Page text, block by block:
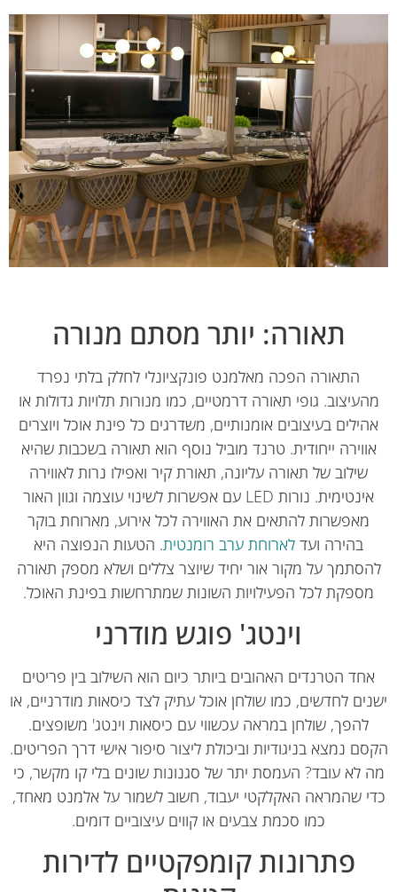
תאורה: יותר מסתם מנורה
התאורה הפכה מאלמנט פונקציונלי לחלק בלתי נפרד
גופי תאורה דרמטיים, כמו מנורות תלויות גדולות או
בעיצובים אומנותיים, משדרגים כל פינת אוכל ויוצרים
ייחודית. טרנד מוביל נוסף הוא תאורה בשכבות שהיא
שילוב של תאורה עליונה, תאורת קיר ואפילו נרות לאווירה
אינטימית. נורות LED עם אפשרות לשינוי עוצמה וגוון האור
מאפשרות להתאים את האווירה לכל אירוע, מארוחת בוקר
בהירה ועד לארוחת ערב רומנטית. הטעות הנפוצה היא
על מקור אור יחיד שיוצר צללים ושלא מספק תאורה
לכל הפעילויות השונות שמתרחשות בפינת האוכל.
וינטג' פוגש מודרני
הטרנדים האהובים ביותר כיום הוא השילוב בין פריטים
לחדשים, כמו שולחן אוכל עתיק לצד כיסאות מודרניים, או
להפך, שולחן במראה עכשווי עם כיסאות וינטג' משופצים.
נמצא בניגודיות וביכולת ליצור סיפור אישי דרך הפריטים.
לא עובד? העמסת יתר של סגנונות שונים בלי קו מקשר, כי
שהמראה האקלקטי יעבוד, חשוב לשמור על אלמנט מאחד,
כמו סכמת צבעים או קווים עיצוביים דומים.
פתרונות קומפקטיים לדירות